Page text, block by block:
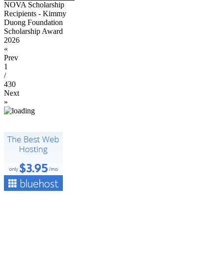
NOVA Scholarship
Recipients - Kimmy
Duong Foundation
Scholarship Award
2026
«
Prev
1
/
430
Next
»